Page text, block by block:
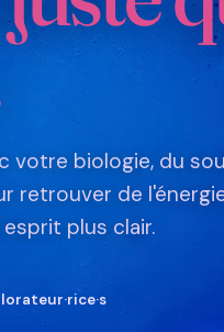
votre biologie, du
retrouver de
plus clair.